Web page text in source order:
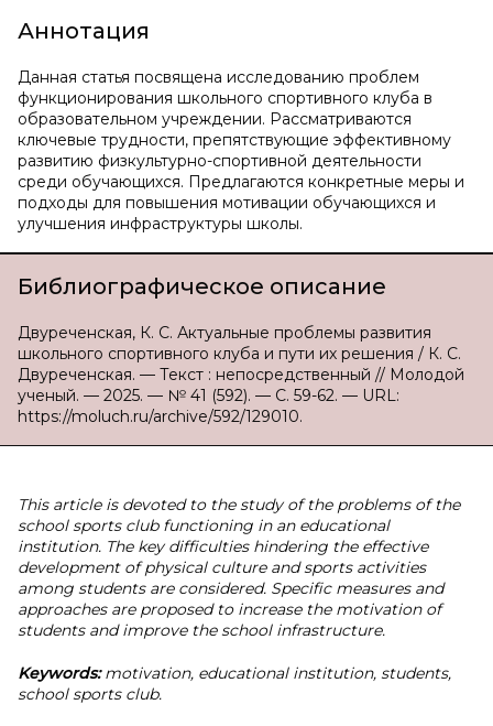
Аннотация
Данная статья посвящена исследованию проблем
функционирования школьного спортивного клуба в
образовательном учреждении. Рассматриваются
ключевые трудности, препятствующие эффективному
развитию физкультурно-спортивной деятельности
среди обучающихся. Предлагаются конкретные меры и
подходы для повышения мотивации обучающихся и
улучшения инфраструктуры школы.
Библиографическое описание
Двуреченская, К. С. Актуальные проблемы развития
школьного спортивного клуба и пути их решения / К. С.
Двуреченская. — Текст : непосредственный // Молодой
ученый. — 2025. — № 41 (592). — С. 59-62. — URL:
https://moluch.ru/archive/592/129010.
This article is devoted to the study of the problems of the
school sports club functioning in an educational
institution. The key difficulties hindering the effective
development of physical culture and sports activities
among students are considered. Specific measures and
approaches are proposed to increase the motivation of
students and improve the school infrastructure.
Keywords:motivation, educational institution, students,
school sports club.